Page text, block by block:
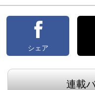
シェア
連載